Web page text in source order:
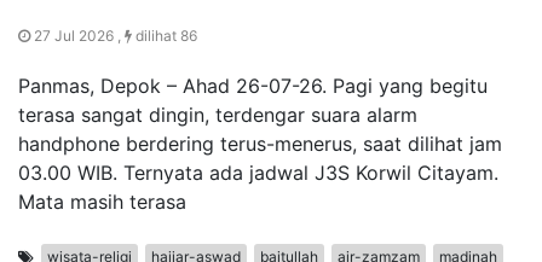
27 Jul 2026 , dilihat 86
Panmas, Depok – Ahad 26-07-26. Pagi yang begitu
terasa sangat dingin, terdengar suara alarm
handphone berdering terus-menerus, saat dilihat jam
03.00 WIB. Ternyata ada jadwal J3S Korwil Citayam.
Mata masih terasa
wisata-religi hajjar-aswad baitullah air-zamzam
madinah